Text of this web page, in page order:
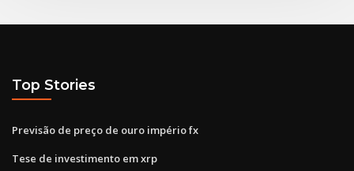
Top Stories
Previsão de preço de ouro império fx
Tese de investimento em xrp